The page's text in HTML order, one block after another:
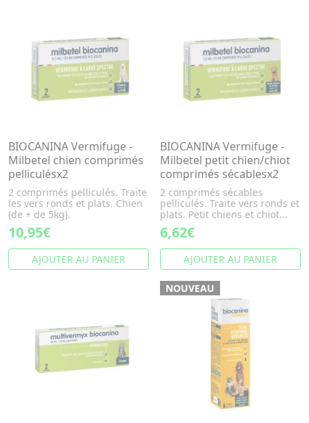
BIOCANINA Vermifuge -
Milbetel chien comprimés
pelliculésx2
2 comprimés pelliculés. Traite
les vers ronds et plats. Chien
(de + de 5kg).
10,95€
AJOUTER AU PANIER
BIOCANINA Vermifuge -
Milbetel petit chien/chiot
comprimés sécablesx2
2 comprimés sécables
pelliculés. Traite vers ronds et
plats. Petit chiens et chiot...
6,62€
AJOUTER AU PANIER
NOUVEAU